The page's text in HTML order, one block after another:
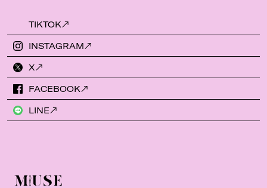
TIKTOK
INSTAGRAM
X
FACEBOOK
LINE